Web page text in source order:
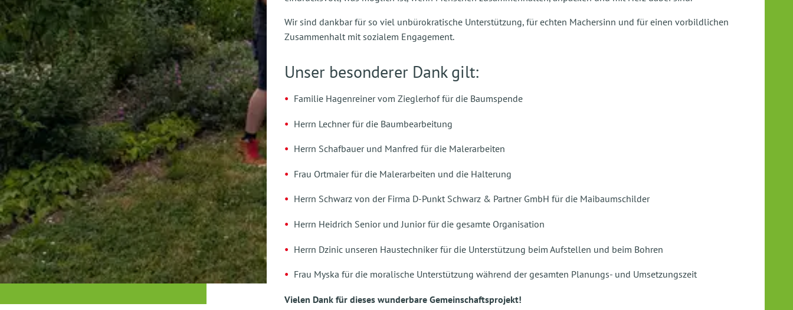
Wir sind dankbar für so viel unbürokratische Unterstützung, für echten Machersinn und für einen vorbildlichen
Zusammenhalt mit sozialem Engagement.
Unser besonderer Dank gilt:
Familie Hagenreiner vom Zieglerhof für die Baumspende
Herrn Lechner für die Baumbearbeitung
Herrn Schafbauer und Manfred für die Malerarbeiten
Frau Ortmaier für die Malerarbeiten und die Halterung
Herrn Schwarz von der Firma D-Punkt Schwarz & Partner GmbH für die Maibaumschilder
Herrn Heidrich Senior und Junior für die gesamte Organisation
Herrn Dzinic unseren Haustechniker für die Unterstützung beim Aufstellen und beim Bohren
Frau Myska für die moralische Unterstützung während der gesamten Planungs- und Umsetzungszeit
Vielen Dank für dieses wunderbare Gemeinschaftsprojekt!